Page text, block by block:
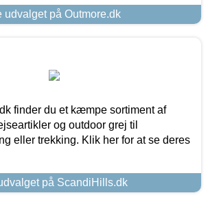
udvalget på Outmore.dk
finder du et kæmpe sortiment af
og outdoor grej til
eller trekking. Klik her for at se deres
på ScandiHills.dk